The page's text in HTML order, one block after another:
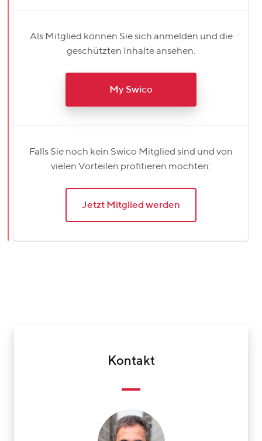
Als Mitglied können Sie sich anmelden und die
geschützten Inhalte ansehen.
My Swico
Falls Sie noch kein Swico Mitglied sind und von
vielen Vorteilen profitieren möchten:
Jetzt Mitglied werden
Kontakt